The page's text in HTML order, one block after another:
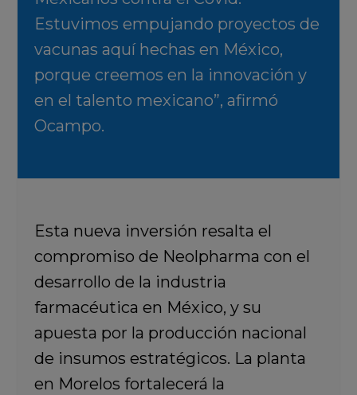
Estuvimos empujando proyectos de
vacunas aquí hechas en México,
porque creemos en la innovación y
en el talento mexicano”, afirmó
Ocampo.
Esta nueva inversión resalta el
compromiso de Neolpharma con el
desarrollo de la industria
farmacéutica en México, y su
apuesta por la producción nacional
de insumos estratégicos. La planta
en Morelos fortalecerá la